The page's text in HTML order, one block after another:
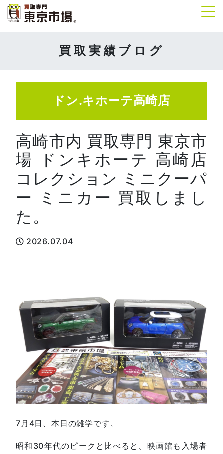
買取実績ブログ
ドン.キホーテ高崎店
高崎市内 買取専門 東京市
場 ドンキホーテ 高崎店
コレクション ミニクーパ
ー ミニカー 買取しまし
た。
2026.07.04
7月4日、本日の雑学です。
昭和30年代のピークと比べると、映画館も入場者